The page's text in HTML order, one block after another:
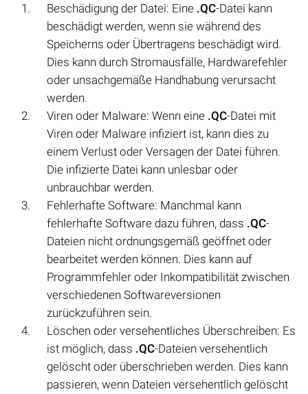
Beschädigung der Datei: Eine .QC-Datei kann
beschädigt werden, wenn sie während des
Speicherns oder Übertragens beschädigt wird.
Dies kann durch Stromausfälle, Hardwarefehler
oder unsachgemäße Handhabung verursacht
werden.
Viren oder Malware: Wenn eine .QC-Datei mit
Viren oder Malware infiziert ist, kann dies zu
einem Verlust oder Versagen der Datei führen.
Die infizierte Datei kann unlesbar oder
unbrauchbar werden.
Fehlerhafte Software: Manchmal kann
fehlerhafte Software dazu führen, dass .QC-
Dateien nicht ordnungsgemäß geöffnet oder
bearbeitet werden können. Dies kann auf
Programmfehler oder Inkompatibilität zwischen
verschiedenen Softwareversionen
zurückzuführen sein.
Löschen oder versehentliches Überschreiben: Es
ist möglich, dass .QC-Dateien versehentlich
gelöscht oder überschrieben werden. Dies kann
passieren, wenn Dateien versehentlich gelöscht